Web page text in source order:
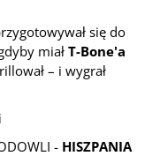
się do
miał T-Bone'a
– i wygrał
- HISZPANIA